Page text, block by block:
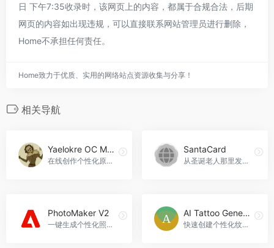
日 下午7:35收录时，该网页上的内容，都属于合规合法，后期
网页的内容如出现违规，可以直接联系网站管理员进行删除，
Home不承担任何责任。
Home致力于优质、实用的网络站点资源收集与分享！
相关导航
Yaelokre OC Maker
在线创作个性化原创角色的平台
SantaCard
从圣诞老人那里发送个性化视频信息
PhotoMaker V2
一键生成个性化照片，快速便捷。PhotoMaker V2官网入口网址
AI Tattoo Generator.net
快速创建个性化纹身设计